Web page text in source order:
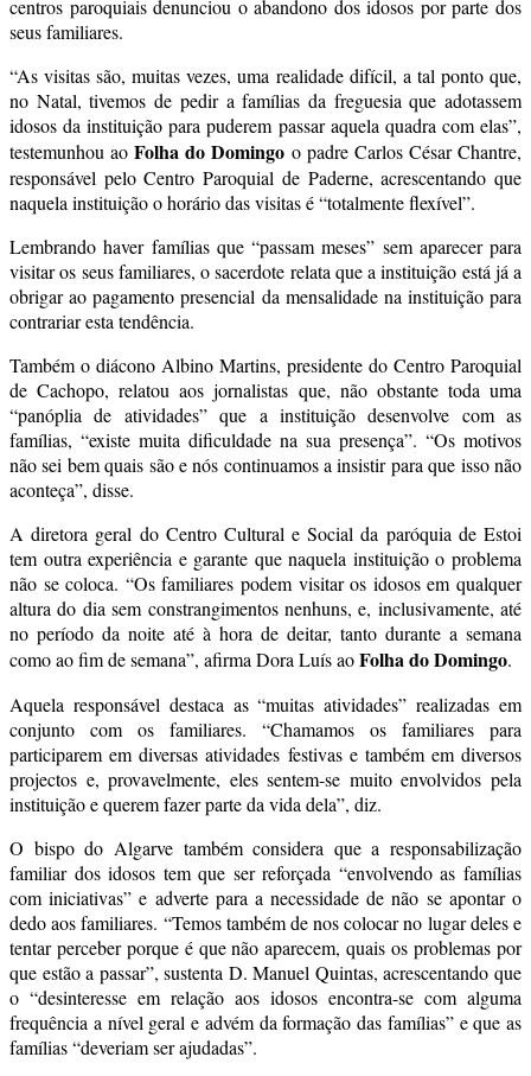
centros paroquiais denunciou o abandono dos idosos por parte dos
seus familiares.
“As visitas são, muitas vezes, uma realidade difícil, a tal ponto que,
no Natal, tivemos de pedir a famílias da freguesia que adotassem
idosos da instituição para puderem passar aquela quadra com elas”,
testemunhou aoFolha do Domingo o padre Carlos César Chantre,
responsável pelo Centro Paroquial de Paderne, acrescentando que
naquela instituição o horário das visitas é “totalmente flexível”.
Lembrando haver famílias que “passam meses” sem aparecer para
visitar os seus familiares, o sacerdote relata que a instituição está já a
obrigar ao pagamento presencial da mensalidade na instituição para
contrariar esta tendência.
Também o diácono Albino Martins, presidente do Centro Paroquial
de Cachopo, relatou aos jornalistas que, não obstante toda uma
“panóplia de atividades” que a instituição desenvolve com as
famílias, “existe muita dificuldade na sua presença”. “Os motivos
não sei bem quais são e nós continuamos a insistir para que isso não
aconteça”, disse.
A diretora geral do Centro Cultural e Social da paróquia de Estoi
tem outra experiência e garante que naquela instituição o problema
não se coloca. “Os familiares podem visitar os idosos em qualquer
altura do dia sem constrangimentos nenhuns, e, inclusivamente, até
no período da noite até à hora de deitar, tanto durante a semana
como ao fim de semana”, afirma Dora Luís aoFolha do Domingo.
Aquela responsável destaca as “muitas atividades” realizadas em
conjunto com os familiares. “Chamamos os familiares para
participarem em diversas atividades festivas e também em diversos
projectos e, provavelmente, eles sentem-se muito envolvidos pela
instituição e querem fazer parte da vida dela”, diz.
O bispo do Algarve também considera que a responsabilização
familiar dos idosos tem que ser reforçada “envolvendo as famílias
com iniciativas” e adverte para a necessidade de não se apontar o
dedo aos familiares. “Temos também de nos colocar no lugar deles e
tentar perceber porque é que não aparecem, quais os problemas por
que estão a passar”, sustenta D. Manuel Quintas, acrescentando que
o “desinteresse em relação aos idosos encontra-se com alguma
frequência a nível geral e advém da formação das famílias” e que as
famílias “deveriam ser ajudadas”.